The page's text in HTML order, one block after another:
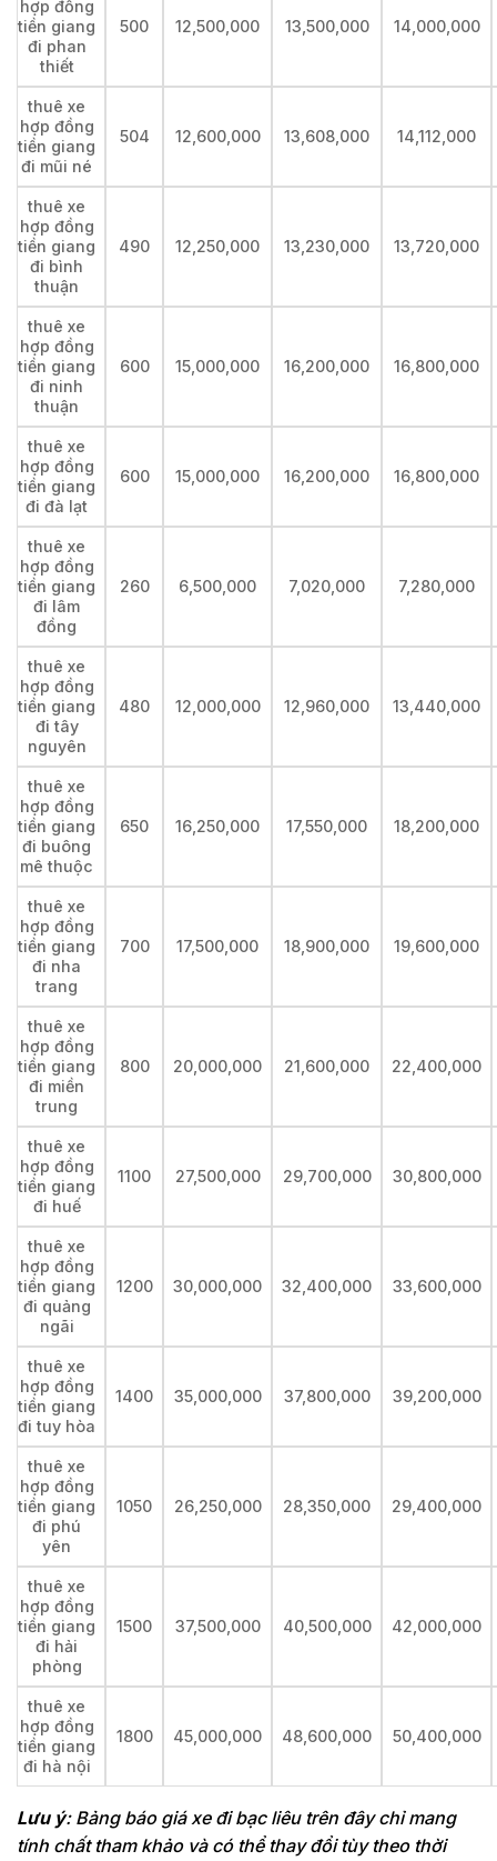
hợp đồng
tiền giang
đi phan
thiết
500 12,500,000 13,500,000 14,000,000
thuê xe
hợp đồng
tiền giang
đi mũi né
504 12,600,000 13,608,000 14,112,000
thuê xe
hợp đồng
tiền giang
đi bình
thuận
490 12,250,000 13,230,000 13,720,000
thuê xe
hợp đồng
tiền giang
đi ninh
thuận
600 15,000,000 16,200,000 16,800,000
thuê xe
hợp đồng
tiền giang
đi đà lạt
600 15,000,000 16,200,000 16,800,000
thuê xe
hợp đồng
tiền giang
đi lâm
đồng
260 6,500,000 7,020,000 7,280,000
thuê xe
hợp đồng
tiền giang
đi tây
nguyên
480 12,000,000 12,960,000 13,440,000
thuê xe
hợp đồng
tiền giang
đi buông
mê thuộc
650 16,250,000 17,550,000 18,200,000
thuê xe
hợp đồng
tiền giang
đi nha
trang
700 17,500,000 18,900,000 19,600,000
thuê xe
hợp đồng
tiền giang
đi miền
trung
800 20,000,000 21,600,000 22,400,000
thuê xe
hợp đồng
tiền giang
đi huế
1100 27,500,000 29,700,000 30,800,000
thuê xe
hợp đồng
tiền giang
đi quảng
ngãi
1200 30,000,000 32,400,000 33,600,000
thuê xe
hợp đồng
tiền giang
đi tuy hòa
1400 35,000,000 37,800,000 39,200,000
thuê xe
hợp đồng
tiền giang
đi phú
yên
1050 26,250,000 28,350,000 29,400,000
thuê xe
hợp đồng
tiền giang
đi hải
phòng
1500 37,500,000 40,500,000 42,000,000
thuê xe
hợp đồng
tiền giang
đi hà nội
1800 45,000,000 48,600,000 50,400,000
Lưu ý: Bảng báo giá xe đi bạc liêu trên đây chỉ mang
tính chất tham khảo và có thể thay đổi tùy theo thời